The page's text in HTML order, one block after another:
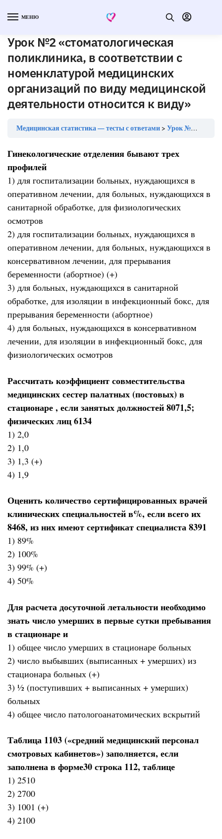
МЕНЮ
Урок №2 «стоматологическая
поликлиника, в соответствии с
номенклатурой медицинских
организаций по виду медицинской
деятельности относится к виду»
Медицинская статистика — тесты с ответами Урок №2 «стоматологическая поликлиника, в соответствии с номенклатурой медицинских организаций по виду медицинской деятельности относится к виду»
Гинекологические отделения бывают трех
профилей
1) для госпитализации больных, нуждающихся в
оперативном лечении, для больных, нуждающихся в
санитарной обработке, для физиологических
осмотров
2) для госпитализации больных, нуждающихся в
оперативном лечении, для больных, нуждающихся в
консервативном лечении, для прерывания
беременности (абортное) (+)
3) для больных, нуждающихся в санитарной
обработке, для изоляции в инфекционный бокс, для
прерывания беременности (абортное)
4) для больных, нуждающихся в консервативном
лечении, для изоляции в инфекционный бокс, для
физиологических осмотров
Рассчитать коэффициент совместительства
медицинских сестер палатных (постовых) в
стационаре , если занятых должностей 8071,5;
физических лиц 6134
1) 2,0
2) 1,0
3) 1,3 (+)
4) 1,9
Оценить количество сертифицированных врачей
клинических специальностей в%, если всего их
8468, из них имеют сертификат специалиста 8391
1) 89%
2) 100%
3) 99% (+)
4) 50%
Для расчета досуточной летальности необходимо
знать число умерших в первые сутки пребывания
в стационаре и
1) общее число умерших в стационаре больных
2) число выбывших (выписанных + умерших) из
стационара больных (+)
3) ½ (поступивших + выписанных + умерших)
больных
4) общее число патологоанатомических вскрытий
Таблица 1103 («средний медицинский персонал
смотровых кабинетов») заполняется, если
заполнена в форме30 строка 112, таблице
1) 2510
2) 2700
3) 1001 (+)
4) 2100